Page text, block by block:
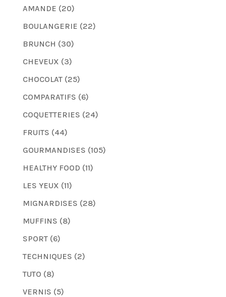
AMANDE (20)
BOULANGERIE (22)
BRUNCH (30)
CHEVEUX (3)
CHOCOLAT(25)
COMPARATIFS (6)
COQUETTERIES (24)
FRUITS (44)
GOURMANDISES (105)
HEALTHY FOOD (11)
LES YEUX (11)
MIGNARDISES (28)
MUFFINS (8)
SPORT(6)
TECHNIQUES (2)
TUTO (8)
VERNIS (5)